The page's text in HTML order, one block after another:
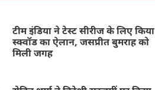
टीम इंडिया ने टेस्ट सीरीज के लिए किया
स्क्वॉड का ऐलान, जसप्रीत बुमराह को
मिली जगह